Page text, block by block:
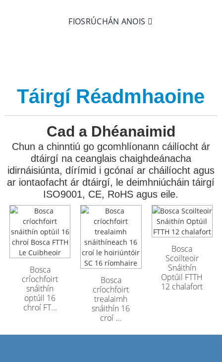
FIOSRÚCHÁN ANOIS
Táirgí Réadmhaoine
Cad a Dhéanaimid
Chun a chinntiú go gcomhlíonann cáilíocht ár
dtáirgí na ceanglais chaighdeánacha
idirnáisiúnta, dírímid i gcónaí ar cháilíocht agus
ar iontaofacht ár dtáirgí, le deimhniúcháin táirgí
ISO9001, CE, RoHS agus eile.
Bosca
críochfoirt
snáithín
optúil 16
chroí FT...
Bosca
críochfoirt
trealaimh
snáithín 16
croí ...
Bosca
Scoilteoir
Snáithín
Optúil FTTH
12 chalafort
Cábla Optúil
Lasmuigh Armúrtha
GYFTA53 9...
Cábla Optúil
Lasmuigh Armúrtha
GYFTA53 9...